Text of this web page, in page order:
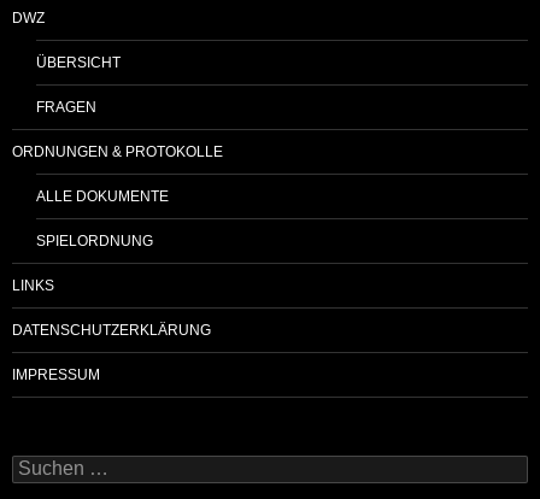
DWZ
ÜBERSICHT
FRAGEN
ORDNUNGEN & PROTOKOLLE
ALLE DOKUMENTE
SPIELORDNUNG
LINKS
DATENSCHUTZERKLÄRUNG
IMPRESSUM
Suchen
nach: